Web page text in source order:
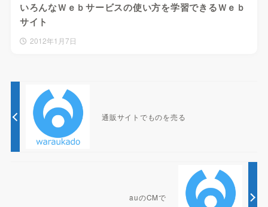
いろんなＷｅｂサービスの使い方を学習できるＷｅｂ
サイト
2012年1月7日
通販サイトでものを売る
auのCMで